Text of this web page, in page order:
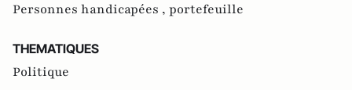
Personnes handicapées , portefeuille
THEMATIQUES
Politique